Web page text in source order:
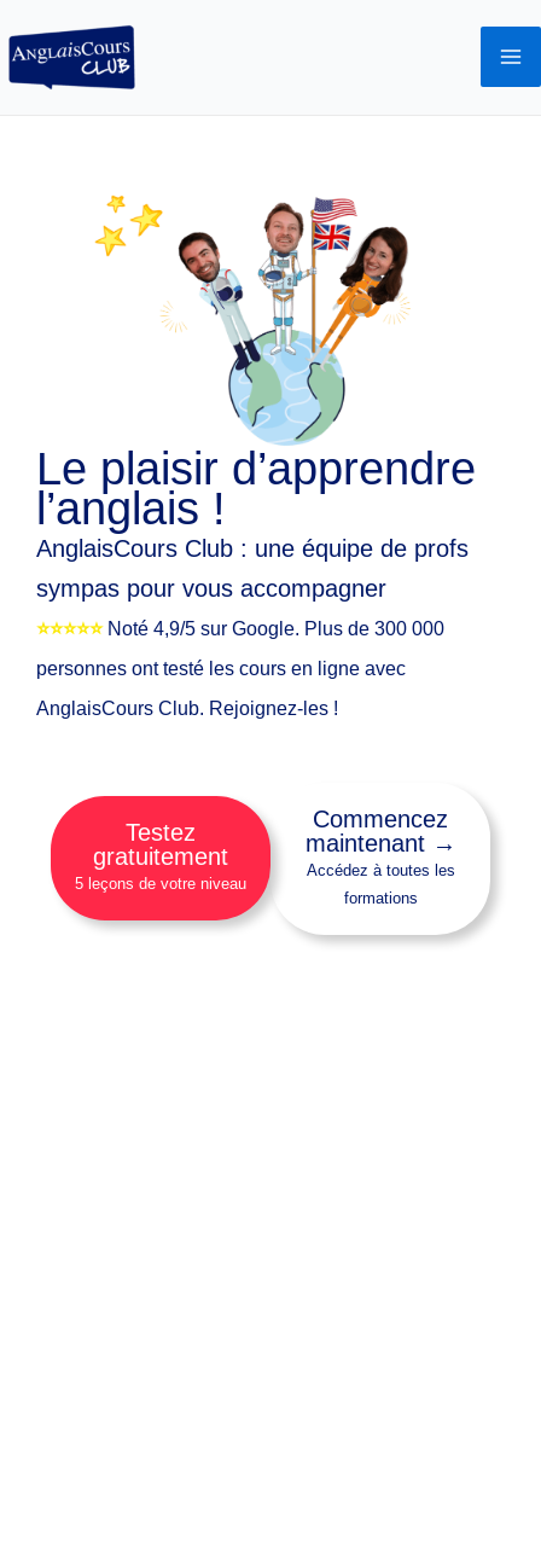
au
contenu
Le plaisir d’apprendre
l’anglais !
AnglaisCours Club : une équipe de profs
sympas pour vous accompagner
⭐️⭐️⭐️⭐️⭐️Noté 4,9/5 sur Google. Plus de 300 000
personnes ont testé les cours en ligne avec
AnglaisCours Club. Rejoignez-les !
Testez
gratuitement
5 leçons de votre niveau
Commencez
maintenant →
Accédez à toutes les
formations